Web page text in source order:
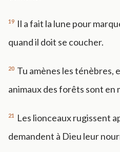
19 Il a fait la lune pour
quand il doit se coucher.
20 Tu amènes les ténèbres,
animaux des forêts sont en
21
Les lionceaux rugissent
demandent à Dieu leur